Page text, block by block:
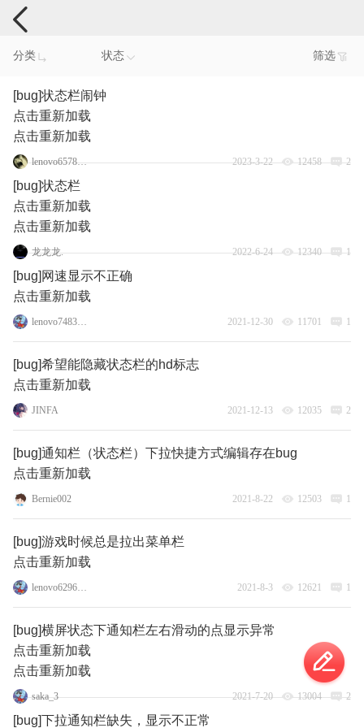
手机反馈
分类 状态 筛选
[bug]状态栏闹钟
点击重新加载
点击重新加载
lenovo65781124 2023-3-22 12458 2
[bug]状态栏
点击重新加载
点击重新加载
龙龙龙. 2022-6-24 12340 1
[bug]网速显示不正确
点击重新加载
lenovo74838969 2021-12-30 11701 1
[bug]希望能隐藏状态栏的hd标志
点击重新加载
JINFA 2021-12-13 12035 2
[bug]通知栏（状态栏）下拉快捷方式编辑存在bug
点击重新加载
Bernie002 2021-8-22 12503 1
[bug]游戏时候总是拉出菜单栏
点击重新加载
lenovo62966620 2021-8-3 12621 1
[bug]横屏状态下通知栏左右滑动的点显示异常
点击重新加载
点击重新加载
saka_3 2021-7-20 13004 2
[bug]下拉通知栏缺失，显示不正常